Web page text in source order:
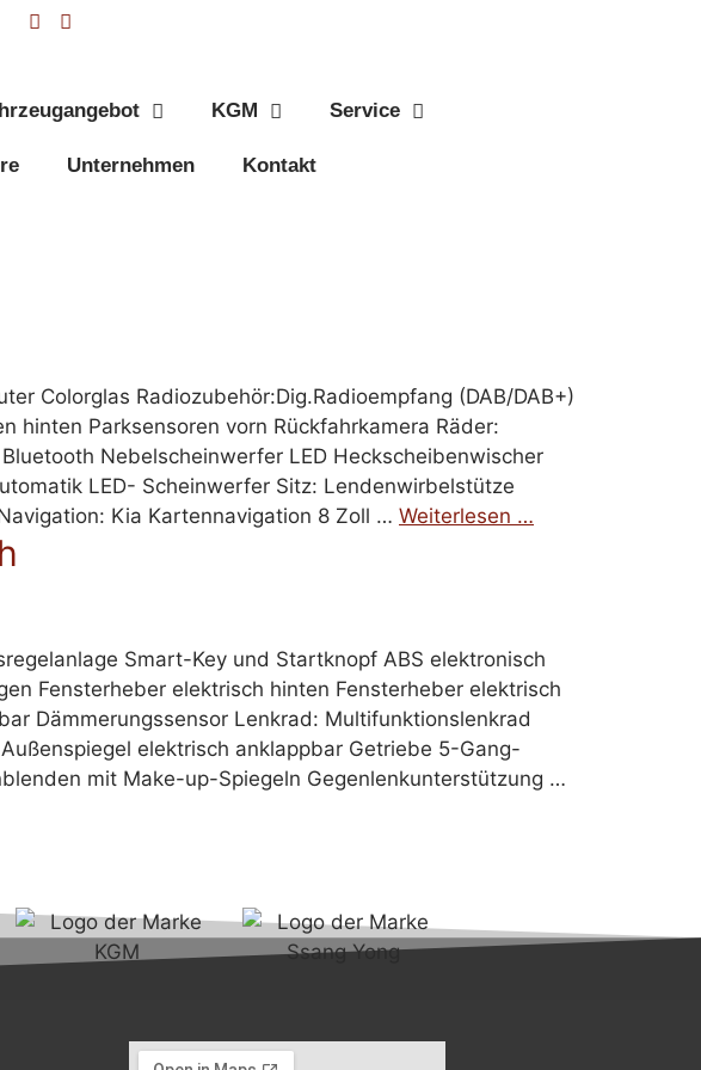
KGM Service
Unternehmen Kontakt
Colorglas Radiozubehör:Dig.Radioempfang (DAB/DAB+)
hinten Parksensoren vorn Rückfahrkamera Räder:
Nebelscheinwerfer LED Heckscheibenwischer
LED- Scheinwerfer Sitz: Lendenwirbelstütze
Kia Kartennavigation 8 Zoll … Weiterlesen …
Smart-Key und Startknopf ABS elektronisch
Fensterheber elektrisch hinten Fensterheber elektrisch
Dämmerungssensor Lenkrad: Multifunktionslenkrad
elektrisch anklappbar Getriebe 5-Gang-
mit Make-up-Spiegeln Gegenlenkunterstützung …